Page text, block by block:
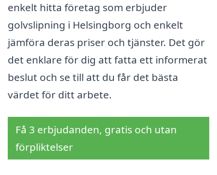
enkelt hitta företag som erbjuder
golvslipning i Helsingborg och enkelt
jämföra deras priser och tjänster. Det gör
det enklare för dig att fatta ett informerat
beslut och se till att du får det bästa
värdet för ditt arbete.
Få 3 erbjudanden, gratis och utan
förpliktelser